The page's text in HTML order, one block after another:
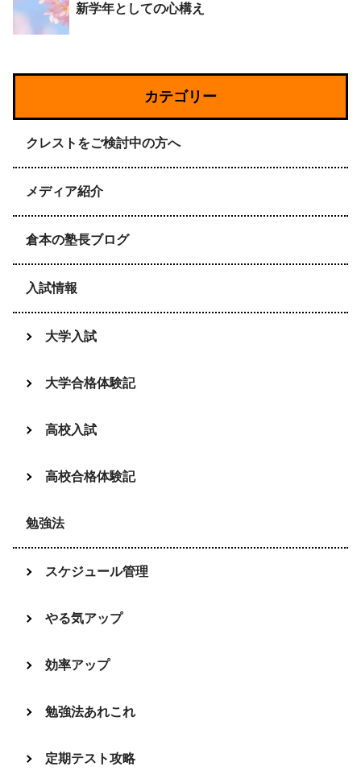
新学年としての心構え
カテゴリー
クレストをご検討中の方へ
メディア紹介
倉本の塾長ブログ
入試情報
大学入試
大学合格体験記
高校入試
高校合格体験記
勉強法
スケジュール管理
やる気アップ
効率アップ
勉強法あれこれ
定期テスト攻略